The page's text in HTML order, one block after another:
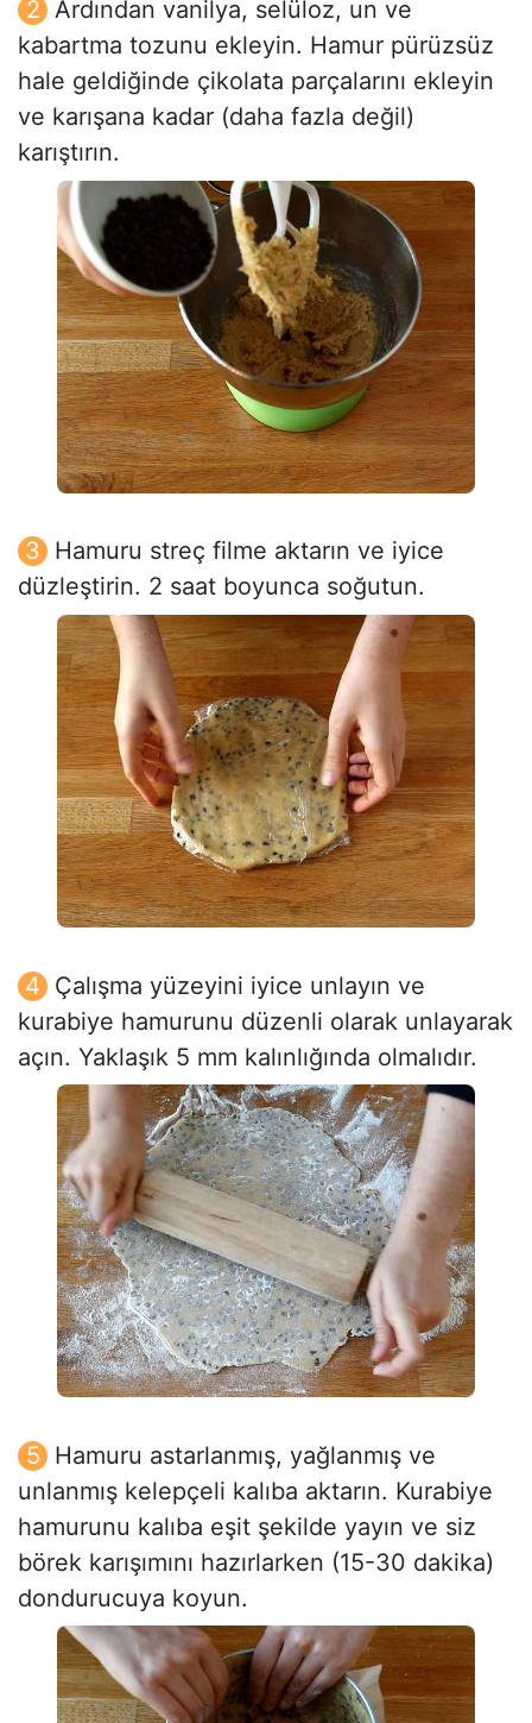
Ardından vanilya, selüloz, un ve
kabartma tozunu ekleyin. Hamur pürüzsüz
hale geldiğinde çikolata parçalarını ekleyin
ve karışana kadar (daha fazla değil)
karıştırın.
Hamuru streç filme aktarın ve iyice
düzleştirin. 2 saat boyunca soğutun.
Çalışma yüzeyini iyice unlayın ve
kurabiye hamurunu düzenli olarak unlayarak
açın. Yaklaşık 5 mm kalınlığında olmalıdır.
Hamuru astarlanmış, yağlanmış ve
unlanmış kelepçeli kalıba aktarın. Kurabiye
hamurunu kalıba eşit şekilde yayın ve siz
börek karışımını hazırlarken (15-30 dakika)
dondurucuya koyun.